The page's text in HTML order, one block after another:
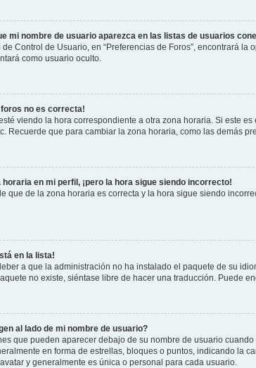
mi nombre de usuario aparezca en las listas de usuarios
Control de Usuario, en “Preferencias de Foros”, encontrará la
como usuario oculto.
foros no es correcta!
viendo la hora correspondiente a otra zona horaria. Si este
Recuerde que para cambiar la zona horaria, como las demás
horaria en mi perfil, ¡pero la hora sigue siendo incorrecto!
que de la zona horaria es correcta y la hora sigue siendo
en la lista!
a que la administración no ha instalado el paquete de su
no existe, siéntase libre de hacer una traducción. Puede
al lado de mi nombre de usuario?
que pueden aparecer debajo de su nombre de usuario
en forma de estrellas, bloques o puntos, indicando la
y generalmente es única o personal para cada usuario.